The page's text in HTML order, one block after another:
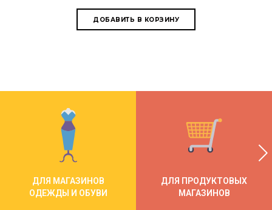
ДЛЯ МАГАЗИНОВ
ОДЕЖДЫ И ОБУВИ
ДЛЯ ПРОДУКТОВЫХ
МАГАЗИНОВ